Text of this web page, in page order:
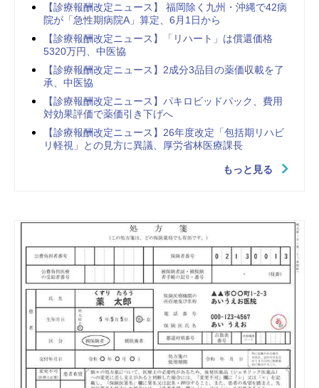
【診療報酬改定ニュース】 福岡除く九州・沖縄で42病
院が「急性期病院A」算定、6月1日から
【診療報酬改定ニュース】「リハート」は償還価格
5320万円、中医協
【診療報酬改定ニュース】2成分3品目の薬価収載を了
承、中医協
【診療報酬改定ニュース】パキロビッドパック、費用
対効果評価で薬価引き下げへ
【診療報酬改定ニュース】26年度改定「包括期リハビ
リ軽視」との見方に異議、厚労省林医療課長
もっと見る